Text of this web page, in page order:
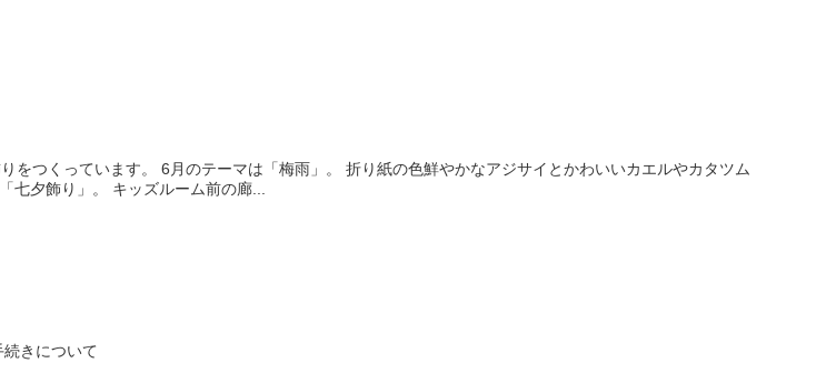
をつくっています。 6月のテーマは「梅雨」。 折り紙の色鮮やかなアジサイとかわいいカエルやカタツム
七夕飾り」。 キッズルーム前の廊...
続きについて